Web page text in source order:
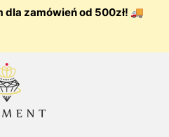
zamówień od 500zł! 🚚